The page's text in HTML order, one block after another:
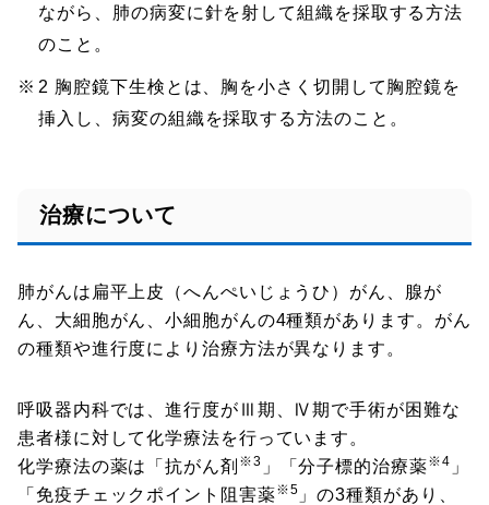
ながら、肺の病変に針を射して組織を採取する方法
のこと。
2 胸腔鏡下生検とは、胸を小さく切開して胸腔鏡を
挿入し、病変の組織を採取する方法のこと。
治療について
肺がんは扁平上皮（へんぺいじょうひ）がん、腺が
ん、大細胞がん、小細胞がんの4種類があります。がん
の種類や進行度により治療方法が異なります。
呼吸器内科では、進行度がⅢ期、Ⅳ期で手術が困難な
患者様に対して化学療法を行っています。
化学療法の薬は「抗がん剤 ※3 」「分子標的治療薬※4 」
「免疫チェックポイント阻害薬※5 」の3種類があり、